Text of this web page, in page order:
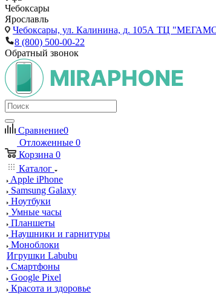
Чебоксары
Ярославль
Чебоксары, ул. Калинина, д. 105А ТЦ
8 (800) 500-00-22
Обратный звонок
Сравнение0
Отложенные 0
Корзина 0
Каталог
Apple iPhone
Samsung Galaxy
Ноутбуки
Умные часы
Планшеты
Наушники и гарнитуры
Моноблоки
Игрушки Labubu
Смартфоны
Google Pixel
Красота и здоровье